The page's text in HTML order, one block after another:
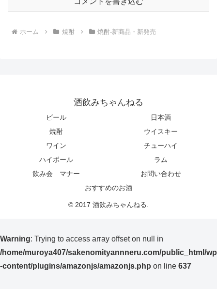
ホーム 焼酎 焼酎-新商品・新発売
酒飲みちゃんねる
ビール
日本酒
焼酎
ウイスキー
ワイン
チューハイ
ハイボール
ラム
飲み会 マナー
お問い合わせ
おすすめのお酒
© 2017 酒飲みちゃんねる.
Warning: Trying to access array offset on null in
/home/muroya407/sakenomityannneru.com/public_html/wp
-content/plugins/amazonjs/amazonjs.php on line 637